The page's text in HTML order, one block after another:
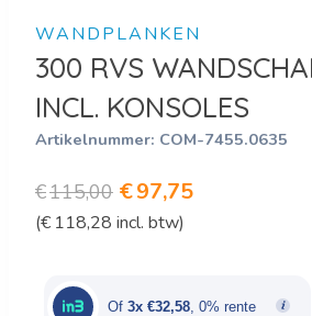
WANDPLANKEN
300 RVS
INCL. KONSOLES
Artikelnummer: COM-7455.0635
€115,00 Oorspronkelijke
prijs
€115,00.
€97,75Huidige
€97,75.
(€ 118,28 incl. btw)
Of 3x €32,58 , 0% rente